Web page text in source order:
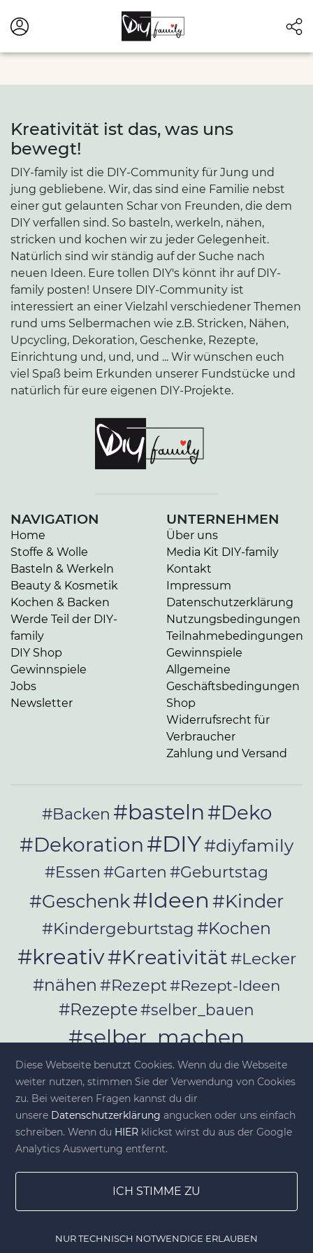
Kreativität ist das, was uns
bewegt!
DIY-family ist die DIY-Community für Jung und
jung gebliebene. Wir, das sind eine Familie nebst
einer gut gelaunten Schar von Freunden, die dem
DIY verfallen sind. So basteln, werkeln, nähen,
stricken und kochen wir zu jeder Gelegenheit.
Natürlich sind wir ständig auf der Suche nach
neuen Ideen. Eure tollen DIY's könnt ihr auf DIY-
family posten! Unsere DIY-Community ist
interessiert an einer Vielzahl verschiedener Themen
rund ums Selbermachen wie z.B. Stricken, Nähen,
Upcycling, Dekoration, Geschenke, Rezepte,
Einrichtung und, und, und ... Wir wünschen euch
viel Spaß beim Erkunden unserer Fundstücke und
natürlich für eure eigenen DIY-Projekte.
NAVIGATION
Home
Stoffe & Wolle
Basteln & Werkeln
Beauty & Kosmetik
Kochen & Backen
Werde Teil der DIY-
family
DIY Shop
Gewinnspiele
Jobs
Newsletter
UNTERNEHMEN
Über uns
Media Kit DIY-family
Kontakt
Impressum
Datenschutzerklärung
Nutzungsbedingungen
Teilnahmebedingungen
Gewinnspiele
Allgemeine
Geschäftsbedingungen
Shop
Widerrufsrecht für
Verbraucher
Zahlung und Versand
#Backen #basteln#Deko
#Dekoration #DIY#diyfamily
#Essen #Garten #Geburtstag
#Geschenk#Ideen #Kinder
#Kindergeburtstag #Kochen
#kreativ#Kreativität#Lecker
#nähen #Rezept#Rezept-Ideen
#Rezepte#selber_bauen
#selber_machen
#Selbermachen#selber_nähen
#Selfmade#Sommer
#Upcycling#Werkeln
© diy-family.com - Deine DIY-Welt
Diese Webseite benutzt Cookies. Wenn du die Webseite
weiter nutzen, stimmen Sie der Verwendung von Cookies
zu. Bei weiteren Fragen kannst du dir
unsere Datenschutzerklärung angucken oder uns einfach
schreiben. Wenn du HIER klickst wirst du aus der Google
Analytics Auswertung entfernt.
ICH STIMME ZU
NUR TECHNISCH NOTWENDIGE ERLAUBEN